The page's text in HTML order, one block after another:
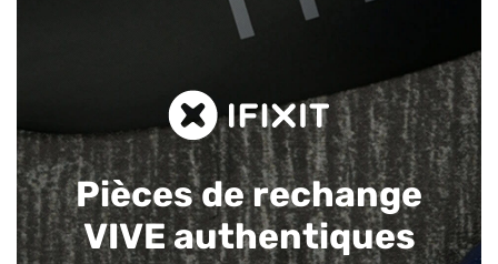
Pièces de rechange
VIVE authentiques​